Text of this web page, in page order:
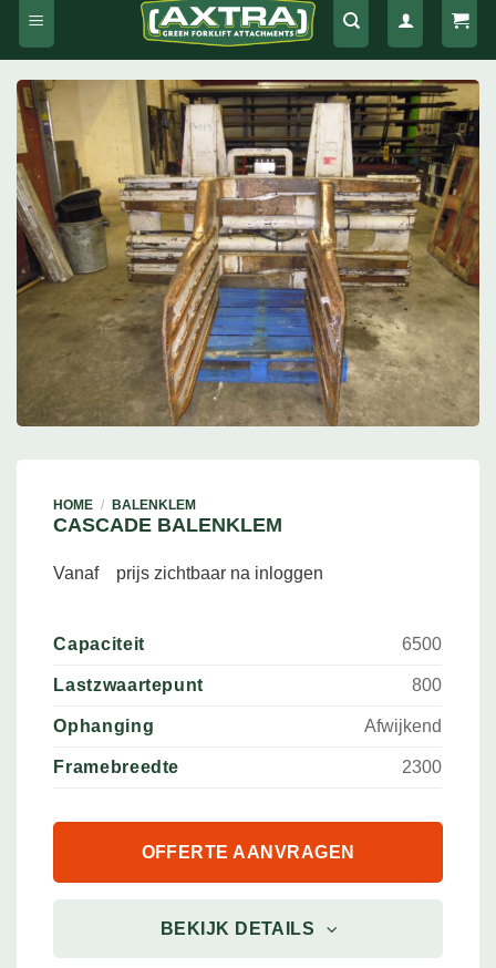
HOME / BALENKLEM
CASCADE BALENKLEM
Vanaf prijs zichtbaar na inloggen
Capaciteit 6500
Lastzwaartepunt 800
Ophanging Afwijkend
Framebreedte 2300
OFFERTE AANVRAGEN
BEKIJK DETAILS